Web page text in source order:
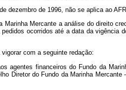
dezembro de 1996, não se aplica ao
Marinha Mercante a análise do direito
ocorridos até a data da
vigorar com a seguinte redação:
agentes financeiros do Fundo da
Diretor do Fundo da Marinha